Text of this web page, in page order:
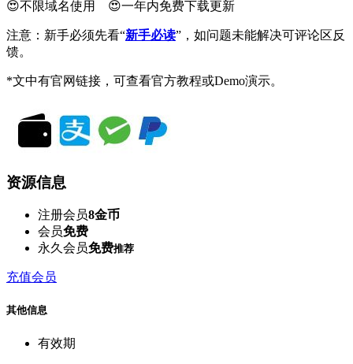
😍不限域名使用 😍一年内免费下载更新
注意：新手必须先看“新手必读”，如问题未能解决可评论区反
馈。
*文中有官网链接，可查看官方教程或Demo演示。
资源信息
注册会员8金币
会员免费
永久会员免费推荐
充值会员
其他信息
有效期